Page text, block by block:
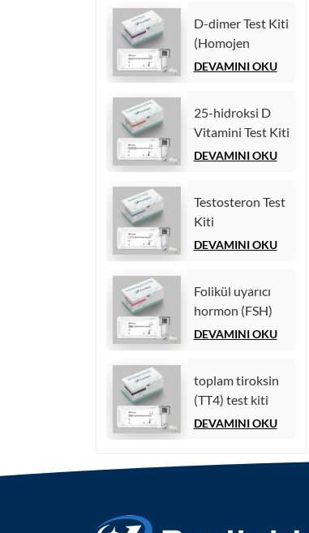
(Homojen
Kemilüminesans
İmmünolojik
D-dimer Test Kiti
(Homojen
Kemilüminesans
DEVAMINI OKU
25-hidroksi D
Vitamini Test Kiti
(Homojen
DEVAMINI OKU
Testosteron Test
Kiti
(Kemilüminesans
DEVAMINI OKU
Folikül uyarıcı
hormon (FSH)
test kiti
DEVAMINI OKU
toplam tiroksin
(TT4) test kiti
DEVAMINI OKU